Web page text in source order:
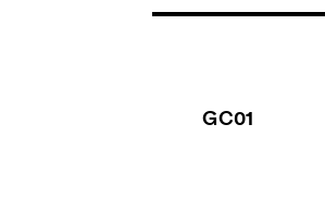
GC01